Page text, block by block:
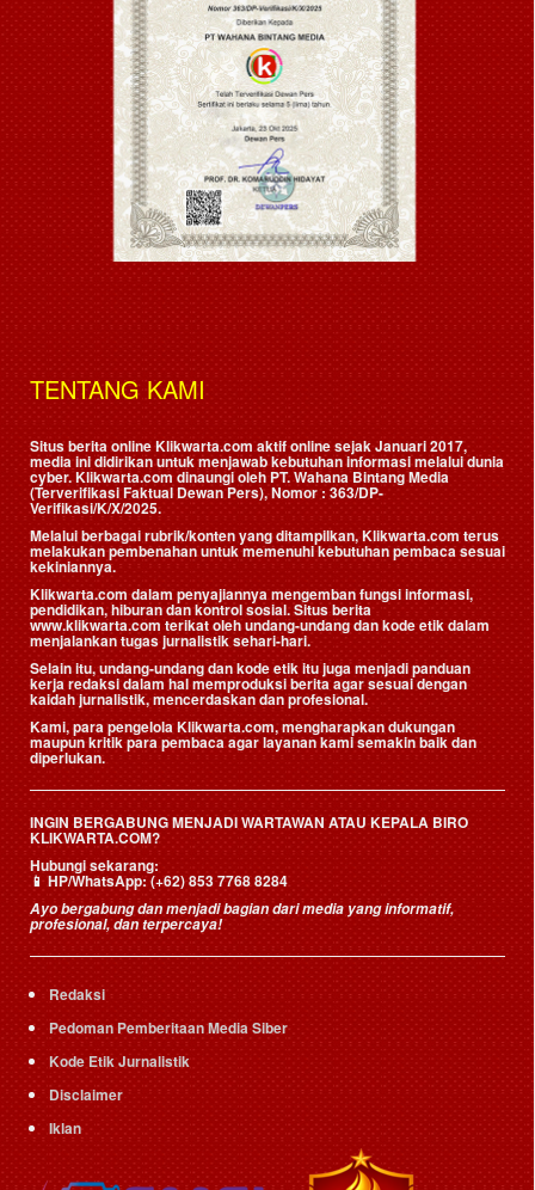
TENTANG KAMI
Situs berita online Klikwarta.com aktif online sejak Januari 2017,
media ini didirikan untuk menjawab kebutuhan informasi melalui dunia
cyber. Klikwarta.com dinaungi oleh PT. Wahana Bintang Media
(Terverifikasi Faktual Dewan Pers), Nomor : 363/DP-
Verifikasi/K/X/2025.
Melalui berbagai rubrik/konten yang ditampilkan, Klikwarta.com terus
melakukan pembenahan untuk memenuhi kebutuhan pembaca sesuai
kekiniannya.
Klikwarta.com dalam penyajiannya mengemban fungsi informasi,
pendidikan, hiburan dan kontrol sosial. Situs berita
www.klikwarta.com terikat oleh undang-undang dan kode etik dalam
menjalankan tugas jurnalistik sehari-hari.
Selain itu, undang-undang dan kode etik itu juga menjadi panduan
kerja redaksi dalam hal memproduksi berita agar sesuai dengan
kaidah jurnalistik, mencerdaskan dan profesional.
Kami, para pengelola Klikwarta.com, mengharapkan dukungan
maupun kritik para pembaca agar layanan kami semakin baik dan
diperlukan.
INGIN BERGABUNG MENJADI WARTAWAN ATAU KEPALA BIRO
KLIKWARTA.COM?
Hubungi sekarang:
📱HP/WhatsApp:(+62) 853 7768 8284
Ayo bergabung dan menjadi bagian dari media yang informatif,
profesional, dan terpercaya!
Redaksi
Pedoman Pemberitaan Media Siber
Kode Etik Jurnalistik
Disclaimer
Iklan